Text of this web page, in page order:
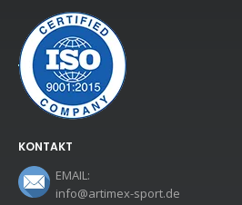
KONTAKT
EMAIL:
info@artimex-sport.de